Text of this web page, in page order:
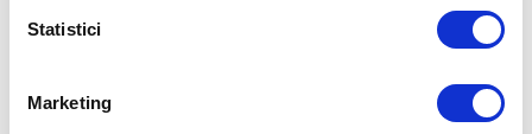
Statistici
Marketing